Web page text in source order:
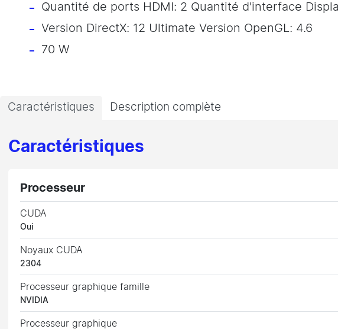
Quantité de ports HDMI: 2 Quantité d'interface
Version DirectX: 12 Ultimate Version OpenGL: 4.6
70 W
Caractéristiques Description complète
Caractéristiques
Processeur
CUDA
Oui
Noyaux CUDA
2304
Processeur graphique famille
NVIDIA
Processeur graphique